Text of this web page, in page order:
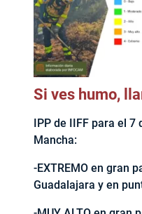
Si ves humo,
IPP de IIFF para el
Mancha:
-EXTREMO en gran
Guadalajara y en